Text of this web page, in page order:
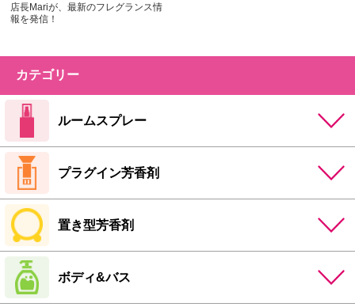
店長Mariが、最新のフレグランス情
報を発信！
カテゴリー
ルームスプレー
プラグイン芳香剤
置き型芳香剤
ボディ&バス